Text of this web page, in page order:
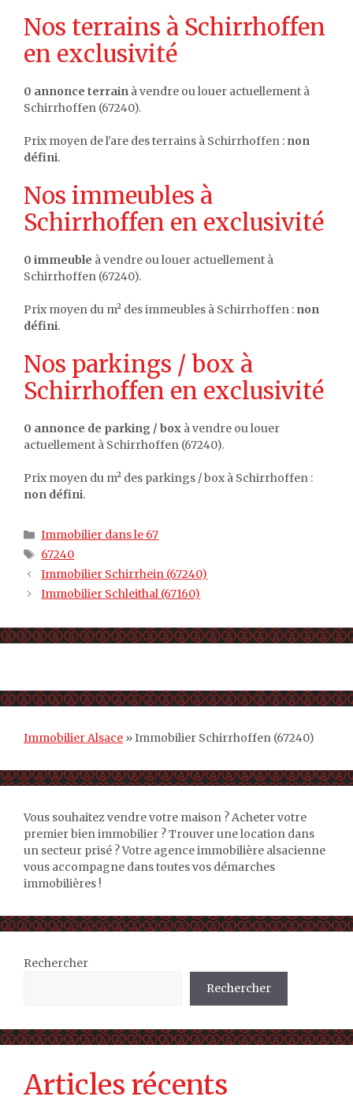
Nos terrains à Schirrhoffen
en exclusivité
0 annonce terrain à vendre ou louer actuellement à
Schirrhoffen (67240).
Prix moyen de l'are des terrains à Schirrhoffen : non
défini.
Nos immeubles à
Schirrhoffen en exclusivité
0 immeuble à vendre ou louer actuellement à
Schirrhoffen (67240).
Prix moyen du m² des immeubles à Schirrhoffen : non
défini.
Nos parkings / box à
Schirrhoffen en exclusivité
0 annonce de parking / box à vendre ou louer
actuellement à Schirrhoffen (67240).
Prix moyen du m² des parkings / box à Schirrhoffen :
non défini.
Catégories
Immobilier dans le 67
Étiquettes
67240
Immobilier Schirrhein (67240)
Immobilier Schleithal (67160)
Immobilier Alsace »Immobilier Schirrhoffen (67240)
Vous souhaitez vendre votre maison ? Acheter votre
premier bien immobilier ? Trouver une location dans
un secteur prisé ? Votre agence immobilière alsacienne
vous accompagne dans toutes vos démarches
immobilières !
Rechercher
Rechercher
Articles récents